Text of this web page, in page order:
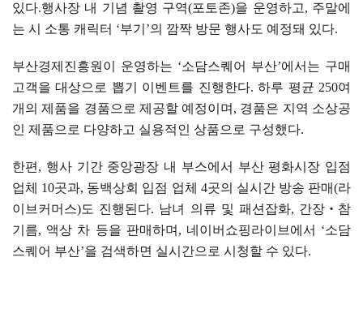
있다.행사장 내 기념 촬영 구역(포토존)을 운영하고, 주말에
는 시 소통 캐릭터 ‘부기 ’의 깜짝 방문 행사도 예정돼 있다.
부산경제진흥원이 운영하는 ‘소담스퀘어 부산’에서는 구매
고객을 대상으로 뽑기 이벤트를 진행한다.하루 평균 250여
개의 제품을 경품으로 제공할 예정이며 , 경품은 지역 소상공
인 제품으로 다양하고 실용적인 상품으로 구성했다.
한편 , 행사 기간 중앙광장 내 부스에서 부산 평화시장 입점
업체 10곳과, 동백상회 입점 업체 4곳의 실시간 방송 판매(라
이브커머스)도 진행된다. 남녀 의류 및 패션잡화, 간장 ‧ 참
기름, 액상 차 등을 판매하며 , 네이버쇼핑라이브에서 ‘소담
스퀘어 부산’을 검색하면 실시간으로 시청할 수 있다.